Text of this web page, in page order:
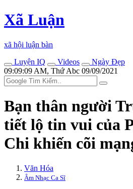
Xã Luận
xã hội luận bàn
Luyện IQ
Videos
Ngày Đẹp
09:09:09 AM, Thứ Abc 09/09/2021
Bạn thân người
tiết lộ tin vui của
Chi khiến cõi
Văn Hóa
Âm Nhạc Ca Sĩ